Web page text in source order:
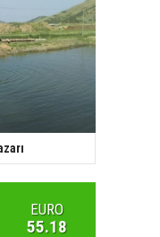
EURO
55.18